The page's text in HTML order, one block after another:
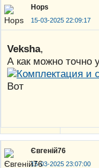
Hops
15-03-2025 22:09:17
Veksha,
А как можно точно
Вот
Євгеній76
15-03-2025 23:07:00